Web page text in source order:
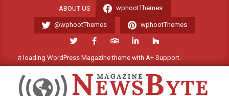
ABOUT US wphootThemes
@wphootThemes wphootThemes
loading WordPress Magazine theme with A+ Support.